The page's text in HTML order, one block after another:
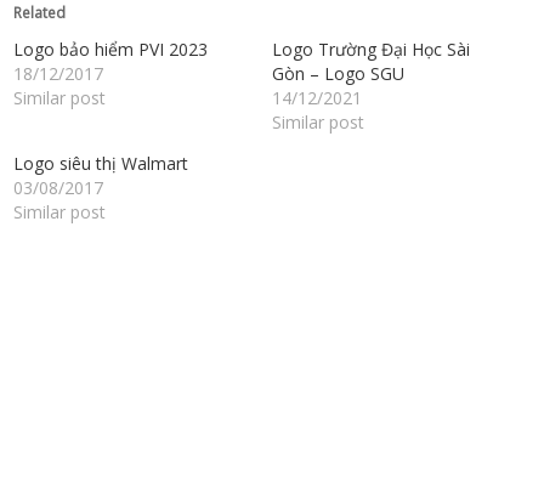
Related
Logo bảo hiểm PVI 2023
18/12/2017
Similar post
Logo Trường Đại Học Sài
Gòn – Logo SGU
14/12/2021
Similar post
Logo siêu thị Walmart
03/08/2017
Similar post